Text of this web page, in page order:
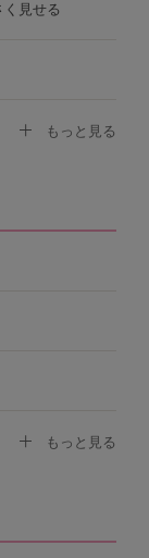
見せる
もっと見る
もっと見る